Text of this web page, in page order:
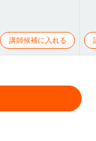
講師候補に入れる